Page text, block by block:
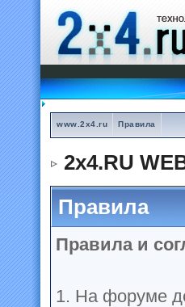
www.2x4.ru Правила
2x4.RU
Правила
Правила и
1. На форуме